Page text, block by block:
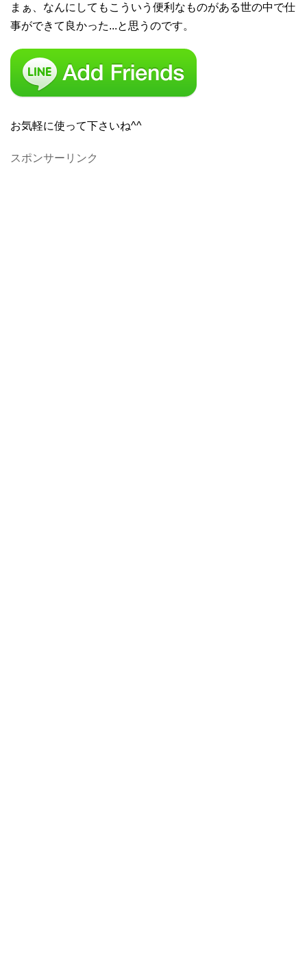
まぁ、なんにしてもこういう便利なものがある世の中で仕
事ができて良かった...と思うのです。
お気軽に使って下さいね^^
スポンサーリンク